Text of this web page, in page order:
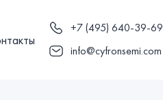
+7 (495) 640-39-69
info@cyfronsemi.com